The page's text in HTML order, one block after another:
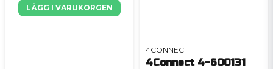
LÄGG I VARUKORGEN
4CONNECT
4Connect 4-600131